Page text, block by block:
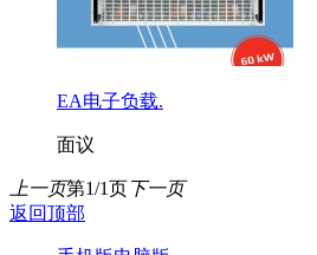
EA电子负载.
面议
上一页第1/1页下一页
返回顶部